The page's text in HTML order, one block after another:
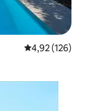
Évaluation
4,92 (126)